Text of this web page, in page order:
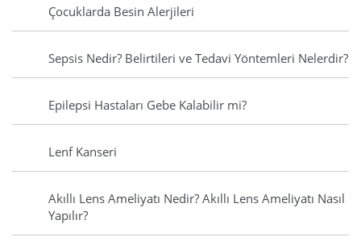
Çocuklarda Besin Alerjileri
Sepsis Nedir? Belirtileri ve Tedavi Yöntemleri Nelerdir?
Epilepsi Hastaları Gebe Kalabilir mi?
Lenf Kanseri
Akıllı Lens Ameliyatı Nedir? Akıllı Lens Ameliyatı Nasıl
Yapılır?